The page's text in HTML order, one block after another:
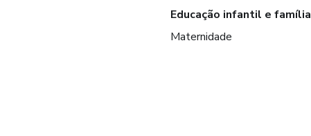
Educação infantil e família
Maternidade